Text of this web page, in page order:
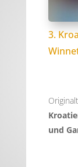
3.
und